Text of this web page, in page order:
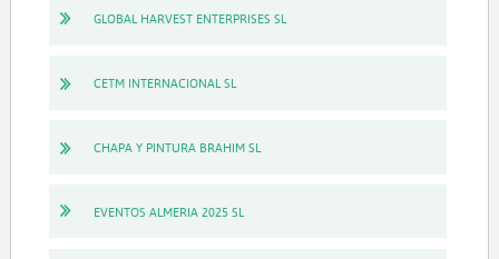
GLOBAL HARVEST ENTERPRISES SL
CETM INTERNACIONAL SL
CHAPA Y PINTURA BRAHIM SL
EVENTOS ALMERIA 2025 SL